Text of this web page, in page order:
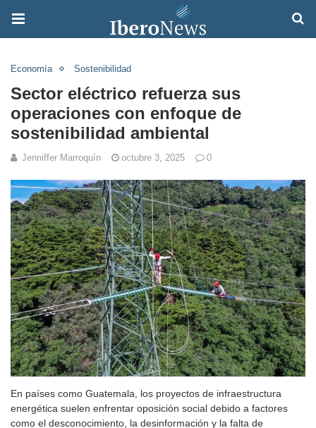
Economía Sostenibilidad
Sector eléctrico refuerza sus
operaciones con enfoque de
sostenibilidad ambiental
Jenniffer Marroquín octubre 3, 2025 0
En países como Guatemala, los proyectos de infraestructura
energética suelen enfrentar oposición social debido a factores
como el desconocimiento, la desinformación y la falta de